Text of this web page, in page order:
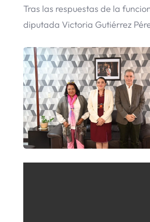
Tras las respuestas de la
diputada Victoria Gutiérrez